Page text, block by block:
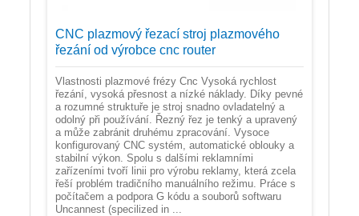
CNC plazmový řezací stroj plazmového
řezání od výrobce cnc router
Vlastnosti plazmové frézy Cnc Vysoká rychlost
řezání, vysoká přesnost a nízké náklady. Díky pevné
a rozumné struktuře je stroj snadno ovladatelný a
odolný při používání. Řezný řez je tenký a upravený
a může zabránit druhému zpracování. Vysoce
konfigurovaný CNC systém, automatické oblouky a
stabilní výkon. Spolu s dalšími reklamními
zařízeními tvoří linii pro výrobu reklamy, která zcela
řeší problém tradičního manuálního režimu. Práce s
počítačem a podpora G kódu a souborů softwaru
Uncannest (specilized in ...